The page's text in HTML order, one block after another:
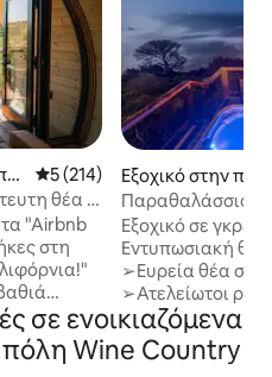
Μέση βαθμολογία: 5 στα 5,
5 (214)
θέα +
"Airbnb
στη
Εξοχικό στην
ρ
Παραθαλάσσια/
Τζακούζι/
Εξοχικό σε
Εντυπωσιακή
➢Ευρεία θέα
➢Ατελείωτοι
που σκάνε
➢Αποκλειστική
παραλία με
σε ενοικιαζόμενα
πόλη Wine Country